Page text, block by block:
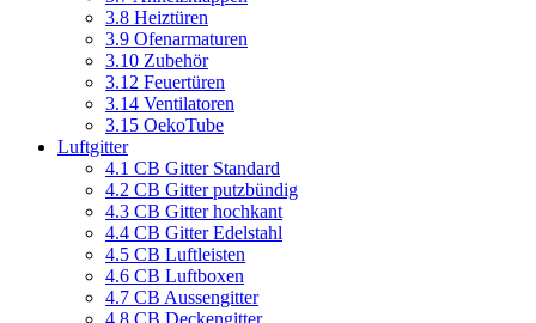
3.8 Heiztüren
3.9 Ofenarmaturen
3.10 Zubehör
3.12 Feuertüren
3.14 Ventilatoren
3.15 OekoTube
Luftgitter
4.1 CB Gitter Standard
4.2 CB Gitter putzbündig
4.3 CB Gitter hochkant
4.4 CB Gitter Edelstahl
4.5 CB Luftleisten
4.6 CB Luftboxen
4.7 CB Aussengitter
4.8 CB Deckengitter